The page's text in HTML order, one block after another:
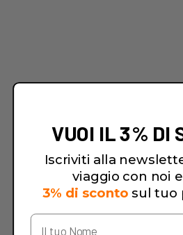
VUOI IL 3% DI
Iscriviti alla
viaggio con noi
3% di sconto sul tuo